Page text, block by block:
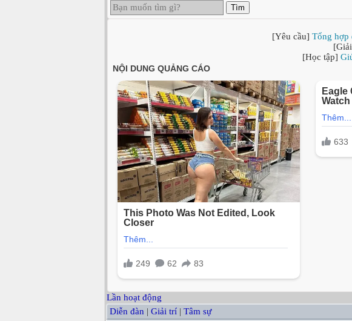
Tìm
[Yêu cầu] Tổng hợp
[Học tập]
Lần hoạt động
Diễn đàn | Giải trí | Tâm sự